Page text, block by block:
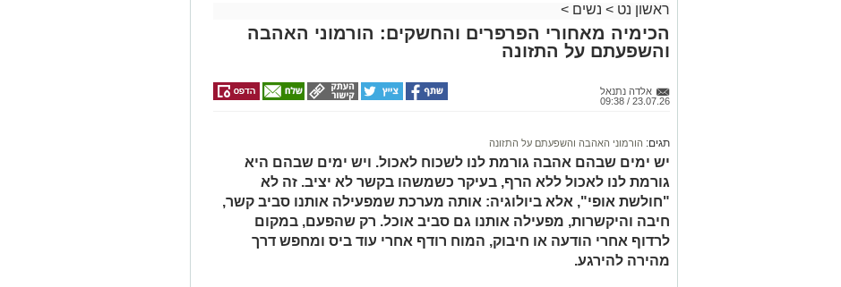
ראשון נט > נשים >
הכימיה מאחורי הפרפרים והחשקים: הורמוני האהבה
והשפעתם על התזונה
אלדה נתנאל
23.07.26 / 09:38
תגים: הורמוני האהבה והשפעתם על התזונה
יש ימים שבהם אהבה גורמת לנו לשכוח לאכול. ויש ימים שבהם היא
גורמת לנו לאכול ללא הרף, בעיקר כשמשהו בקשר לא יציב. זה לא
"חולשת אופי", אלא ביולוגיה: אותה מערכת שמפעילה אותנו סביב קשר,
חיבה והיקשרות, מפעילה אותנו גם סביב אוכל. רק שהפעם, במקום
לרדוף אחרי הודעה או חיבוק, המוח רודף אחרי עוד ביס ומחפש דרך
מהירה להירגע.